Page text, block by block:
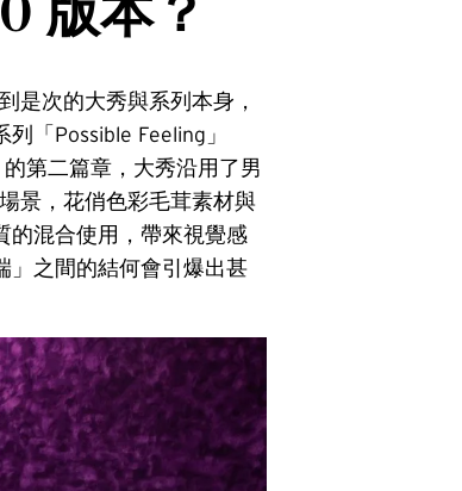
是次的大秀與系列本身，
「Possible Feeling」
第二篇章，大秀沿用了男
景，花俏色彩毛茸素材與
的混合使用，帶來視覺感
」之間的結何會引爆出甚